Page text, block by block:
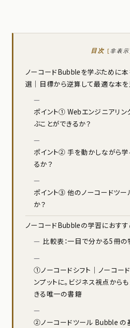
目次 [非表示
ノーコードBubbleを学ぶために
選｜目標から逆算して最適な本を
ポイント① Webエンジニアリ
ぶことができるか？
ポイント② 手を動かしながら
るか？
ポイント③ 他のノーコードツ
か？
ノーコードBubbleの学習におすす
比較表：一目で分かる5冊
①ノーコードシフト｜ノーコー
ンプットに。ビジネス視点から
きる唯一の書籍
②ノーコードツール Bubble の